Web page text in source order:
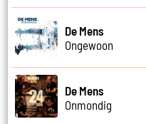
De Mens
Ongewoon
De Mens
Onmondig